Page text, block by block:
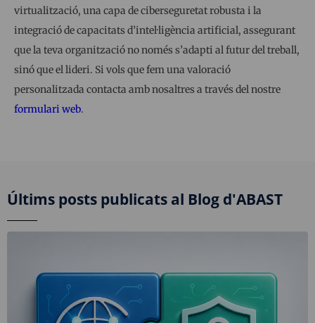
virtualització, una capa de ciberseguretat robusta i la
integració de capacitats d’intel·ligència artificial, assegurant
que la teva organització no només s’adapti al futur del treball,
sinó que el lideri. Si vols que fem una valoració
personalitzada contacta amb nosaltres a través del nostre
formulari web.
Últims posts publicats al Blog d'ABAST